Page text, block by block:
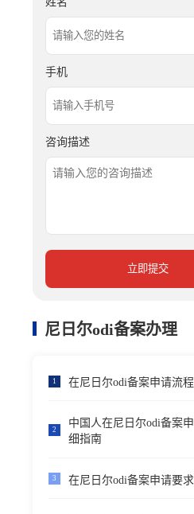
手机
咨询描述
立即提交
尼日尔odi备案办理
1 在尼日尔odi备案申请流
2
中国人在尼日尔odi备案
细指南
3 在尼日尔odi备案申请要